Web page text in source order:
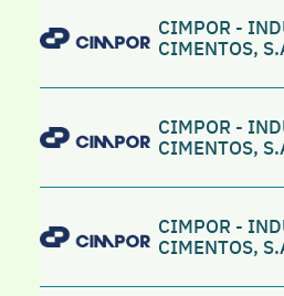
CIMPOR -
CIMENTOS,
CIMPOR -
CIMENTOS,
CIMPOR -
CIMENTOS,